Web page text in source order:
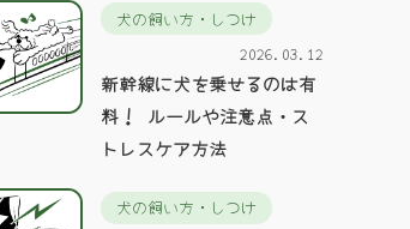
犬の飼い方・しつけ
2026.03.12
新幹線に犬を乗せるのは有
料！ ルールや注意点・ス
トレスケア方法
犬の飼い方・しつけ